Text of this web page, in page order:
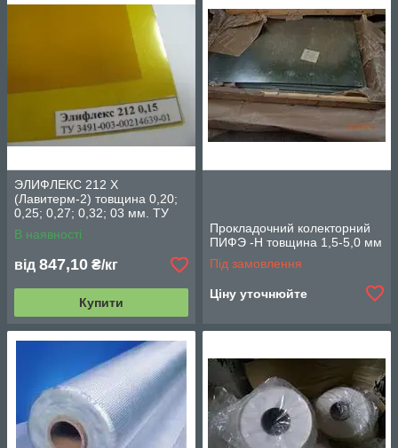
ЭЛИФЛЕКС 212 Х
(Лавитерм-2) товщина 0,20;
0,25; 0,27; 0,32; 03 мм. ТУ
3491-003-00214639-01
В наявності
від 847,10 ₴/кг
Купити
Прокладочний колекторний
ПИФЭ -Н товщина 1,5-5,0 мм
Під замовлення
Ціну уточнюйте